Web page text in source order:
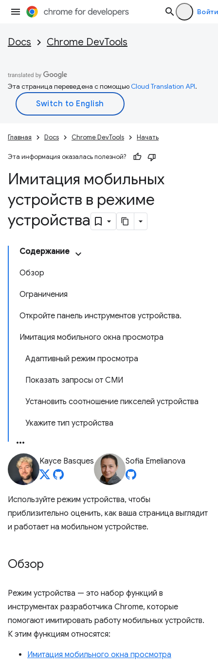
Войти
Docs Chrome DevTools
Эта страница переведена с помощьюCloud Translation API.
Главная Docs Chrome DevTools Начать
Эта информация оказалась полезной?
Имитация мобильных
устройств в режиме
устройства
Содержание
Обзор
Ограничения
Откройте панель инструментов устройства.
Имитация мобильного окна просмотра
Адаптивный режим просмотра
Показать запросы от СМИ
Установить соотношение пикселей устройства
Укажите тип устройства
Kayce Basques Sofia Emelianova
Используйте режим устройства, чтобы
приблизительно оценить, как ваша страница выглядит
и работает на мобильном устройстве.
Обзор
Режим устройства — это набор функций в
инструментах разработчика Chrome, которые
помогают имитировать работу мобильных устройств.
К этим функциям относятся:
Имитация мобильного окна просмотра